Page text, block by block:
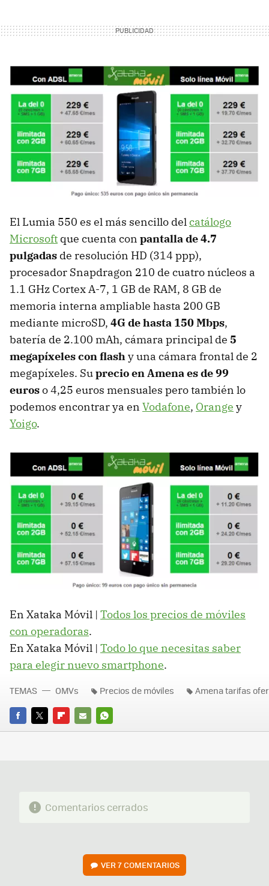
El Lumia 550 es el más sencillo delcatálogo
Microsoft que cuenta con pantalla de 4.7
pulgadas de resolución HD (314 ppp),
procesador Snapdragon 210 de cuatro núcleos a
1.1 GHz Cortex A-7, 1 GB de RAM, 8 GB de
memoria interna ampliable hasta 200 GB
mediante microSD, 4G de hasta 150 Mbps,
batería de 2.100 mAh, cámara principal de 5
megapíxeles con flashy una cámara frontal de 2
megapíxeles. Suprecio en Amena es de 99
euroso 4,25 euros mensuales pero también lo
podemos encontrar ya en Vodafone, Orange y
Yoigo.
En Xataka Móvil | Todos los precios de móviles
con operadoras.
En Xataka Móvil | Todo lo que necesitas saber
para elegir nuevo smartphone.
FACEBOOK
TWITTERFLIPBOARD
E-
WHATSAPP
TEMAS OMVs Precios de móviles Amena tarifas
Comentarios cerrados
VER7 COMENTARIOS